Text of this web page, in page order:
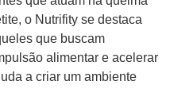
o Nutrifity se destaca
que buscam
alimentar e acelerar
a criar um ambiente